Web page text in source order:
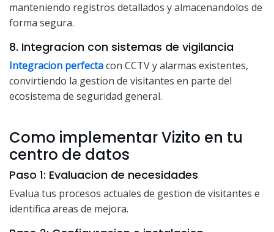
manteniendo registros detallados y almacenandolos de
forma segura.
8. Integracion con sistemas de vigilancia
Integracion perfectacon CCTV y alarmas existentes,
convirtiendo la gestion de visitantes en parte del
ecosistema de seguridad general.
Como implementar Vizito en tu
centro de datos
Paso 1: Evaluacion de necesidades
Evalua tus procesos actuales de gestion de visitantes e
identifica areas de mejora.